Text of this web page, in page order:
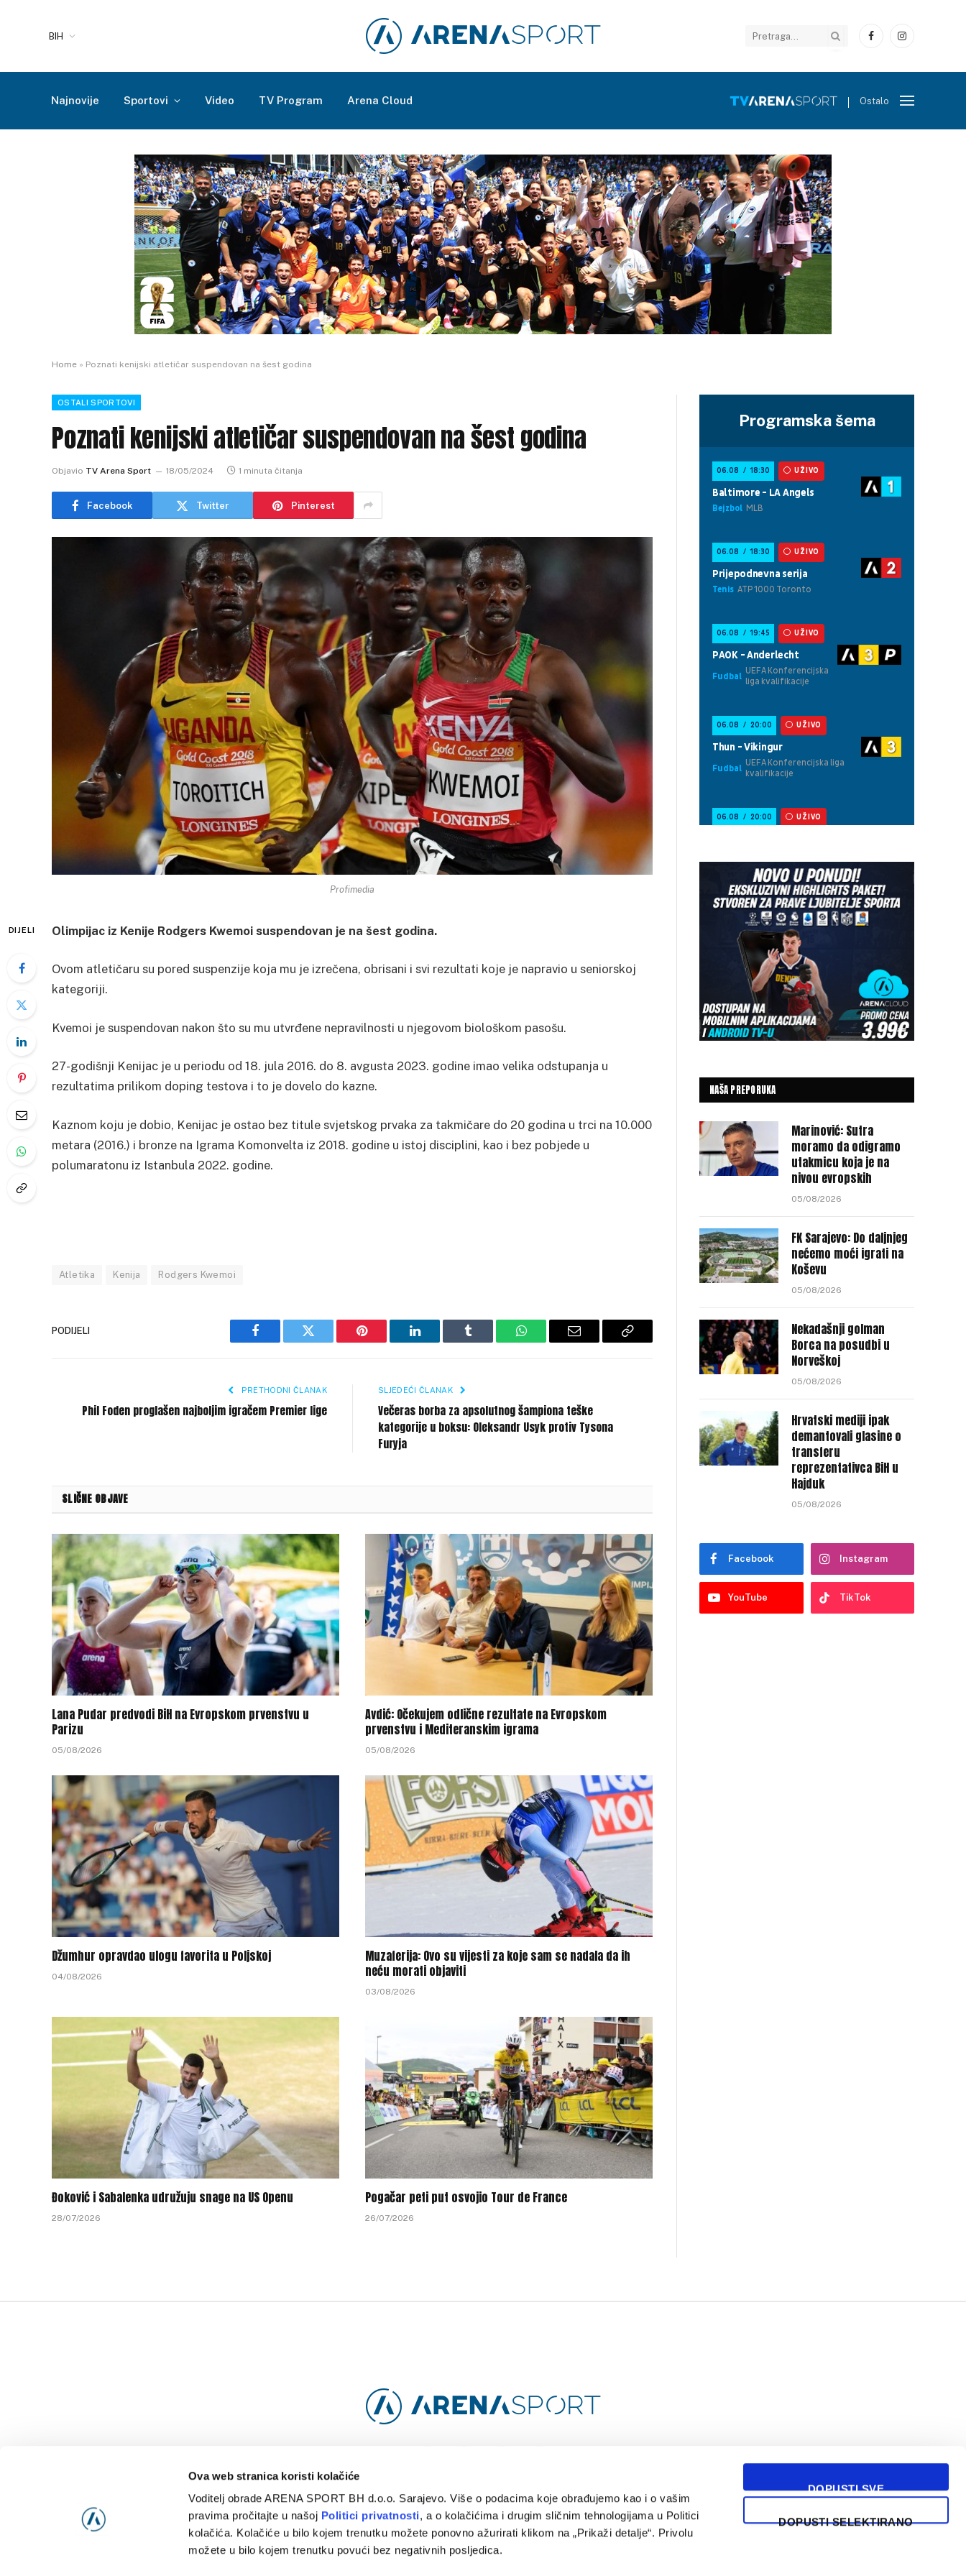
Ova web stranica koristi kolačiće
Voditelj obrade ARENA SPORT BH d.o.o. Sarajevo. Više o podacima koje obrađujemo kao i o vašim
pravima pročitajte u našoj Politici privatnosti, a o kolačićima i drugim sličnim tehnologijama u Politici
kolačića. Kolačiće u bilo kojem trenutku možete ponovno ažurirati klikom na „Prikaži detalje“. Privolu
možete u bilo kojem trenutku povući bez negativnih posljedica.
DOPUSTI SVE
DOPUSTI SELEKTIRANO
BIH
FacebookInstagram
Najnovije Sportovi Video TV Program Arena Cloud Ostalo
Home » Poznati kenijski atletičar suspendovan na šest godina
OSTALI SPORTOVI
Poznati kenijski atletičar suspendovan na šest godina
Objavio TV Arena Sport 18/05/2024 1 minuta čitanja
Facebook Twitter Pinterest
Profimedia
DIJELI Olimpijac iz Kenije Rodgers Kwemoi suspendovan je na šest godina.
Ovom atletičaru su pored suspenzije koja mu je izrečena, obrisani i svi rezultati koje je napravio u seniorskoj
kategoriji.
Kvemoi je suspendovan nakon što su mu utvrđene nepravilnosti u njegovom biološkom pasošu.
27-godišnji Kenijac je u periodu od 18. jula 2016. do 8. avgusta 2023. godine imao velika odstupanja u
rezultatima prilikom doping testova i to je dovelo do kazne.
Kaznom koju je dobio, Kenijac je ostao bez titule svjetskog prvaka za takmičare do 20 godina u trci na 10.000
metara (2016.) i bronze na Igrama Komonvelta iz 2018. godine u istoj disciplini, kao i bez pobjede u
polumaratonu iz Istanbula 2022. godine.
Atletika Kenija Rodgers Kwemoi
PODIJELI
Facebook Twitter Pinterest LinkedIn Tumblr WhatsAppEmail
Copy
PRETHODNI ČLANAK
Phil Foden proglašen najboljim igračem Premier lige
SLJEDEĆI ČLANAK
Večeras borba za apsolutnog šampiona teške
kategorije u boksu: Oleksandr Usyk protiv Tysona
Furyja
SLIČNE OBJAVE
Lana Pudar predvodi BiH na Evropskom prvenstvu u
Parizu
05/08/2026
Avdić: Očekujem odlične rezultate na Evropskom
prvenstvu i Mediteranskim igrama
05/08/2026
Džumhur opravdao ulogu favorita u Poljskoj
04/08/2026
Muzaferija: Ovo su vijesti za koje sam se nadala da ih
neću morati objaviti
03/08/2026
Đoković i Sabalenka udružuju snage na US Openu
28/07/2026
Pogačar peti put osvojio Tour de France
26/07/2026
Programska šema
NAŠA PREPORUKA
Marinović: Sutra
moramo da odigramo
utakmicu koja je na
nivou evropskih
05/08/2026
FK Sarajevo: Do daljnjeg
nećemo moći igrati na
Koševu
05/08/2026
Nekadašnji golman
Borca na posudbi u
Norveškoj
05/08/2026
Hrvatski mediji ipak
demantovali glasine o
transferu
reprezentativca BiH u
Hajduk
05/08/2026
Facebook Instagram
YouTube TikTok
NAJNOVIJE POLITIKA PRIVATNOSTI